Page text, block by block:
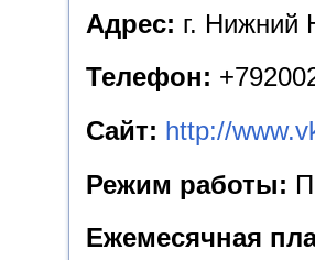
Адрес: г. Нижний
Телефон:
Сайт: http://
Режим работы:
Ежемесячная